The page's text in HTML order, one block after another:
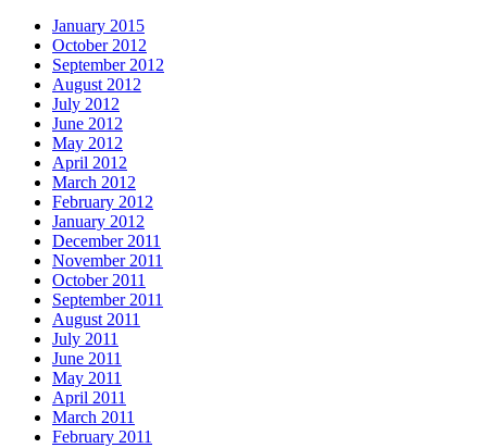
January 2015
October 2012
September 2012
August 2012
July 2012
June 2012
May 2012
April 2012
March 2012
February 2012
January 2012
December 2011
November 2011
October 2011
September 2011
August 2011
July 2011
June 2011
May 2011
April 2011
March 2011
February 2011